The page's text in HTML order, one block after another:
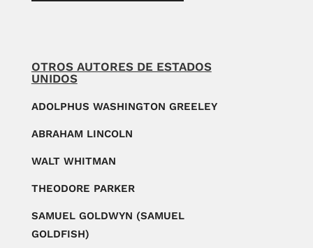
OTROS AUTORES DE ESTADOS
UNIDOS
ADOLPHUS WASHINGTON GREELEY
ABRAHAM LINCOLN
WALT WHITMAN
THEODORE PARKER
SAMUEL GOLDWYN (SAMUEL
GOLDFISH)